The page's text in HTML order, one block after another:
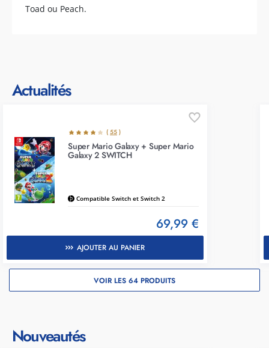
Toad ou Peach.
Actualités
( 55 )
Super Mario Galaxy + Super Mario
Galaxy 2 SWITCH
Compatible Switch et Switch 2
69,99 €
AJOUTER AU PANIER
VOIR LES 64 PRODUITS
Nouveautés